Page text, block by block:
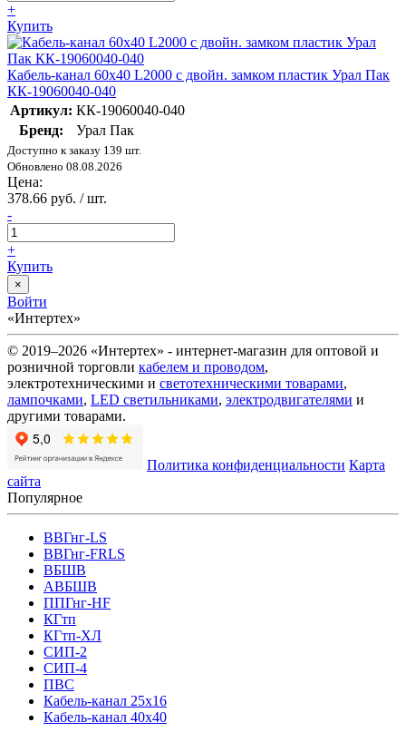
+
Купить
Кабель-канал 60х40 L2000 с двойн. замком пластик Урал Пак
КК-19060040-040
Артикул: КК-19060040-040
Бренд:
Урал Пак
Доступно к заказу 139 шт.
Обновлено 08.08.2026
Цена:
378.66 руб. / шт.
-
+
Купить
×
Войти
«Интертех»
© 2019–2026 «Интертех» - интернет-магазин для оптовой и
розничной торговли кабелем и проводом,
электротехническими и светотехническими товарами,
лампочками, LED светильниками, электродвигателями и
другими товарами.
Политика конфиденциальности Карта
сайта
Популярное
ВВГнг-LS
ВВГнг-FRLS
ВБШВ
АВБШВ
ППГнг-HF
КГтп
КГтп-ХЛ
СИП-2
СИП-4
ПВС
Кабель-канал 25х16
Кабель-канал 40х40